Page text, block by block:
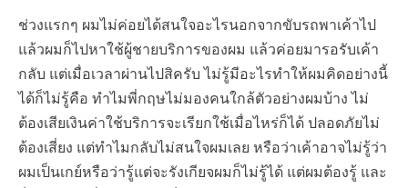
ช่วงแรกๆ ผมไม่ค่อยได้สนใจอะไรนอกจากขับรถพาเค้าไป
แล้วผมก็ไปหาใช้ผู้ชายบริการของผม แล้วค่อยมารอรับเค้า
กลับ แต่เมื่อเวลาผ่านไปสิครับ ไม่รู้มีอะไรทำให้ผมคิดอย่างนี้
ได้ก็ไม่รู้คือ ทำไมพี่กฤษไม่มองคนใกล้ตัวอย่างผมบ้าง ไม่
ต้องเสียเงินค่าใช้บริการจะเรียกใช้เมื่อไหร่ก็ได้ ปลอดภัยไม่
ต้องเสี่ยง แต่ทำไมกลับไม่สนใจผมเลย หรือว่าเค้าอาจไม่รู้ว่า
ผมเป็นเกย์หรือว่ารู้แต่จะรังเกียจผมก็ไม่รู้ได้ แต่ผมต้องรู้ และ